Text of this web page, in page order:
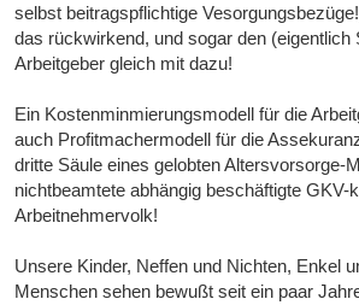
selbst beitragspflichtige
das rückwirkend, und sogar den (eigentlich
Arbeitgeber gleich mit dazu!
Ein Kostenminmierungsmodell für die
auch Profitmachermodell für die
dritte Säule eines gelobten Altersvorsorge-
nichtbeamtete abhängig beschäftigte GKV-
Arbeitnehmervolk!
Unsere Kinder, Neffen und Nichten, Enkel
Menschen sehen bewußt seit ein paar